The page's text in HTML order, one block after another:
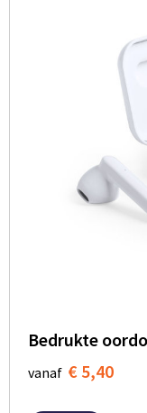
Bedrukte
vanaf € 5,40